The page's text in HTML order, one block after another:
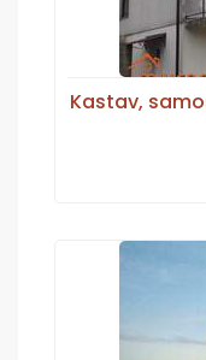
Kastav,